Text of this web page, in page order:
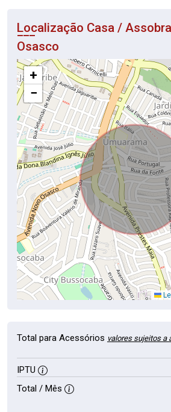
Localização Casa /
Osasco
+
−
Total para Acessórios valores sujeitos a
IPTU
Total / Mês